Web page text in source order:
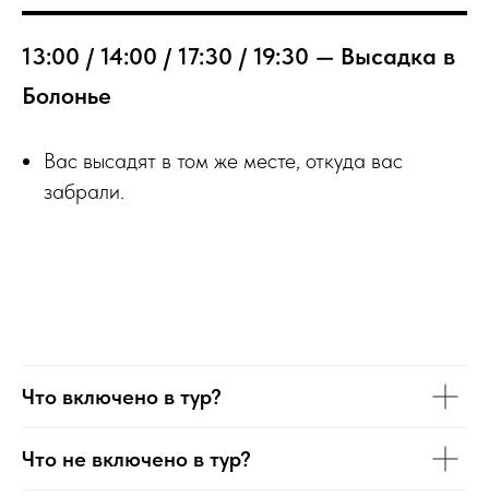
13:00 / 14:00 / 17:30 / 19:30 — Высадка в
Болонье
Вас высадят в том же месте, откуда вас
забрали.
Что включено в тур?
Что не включено в тур?